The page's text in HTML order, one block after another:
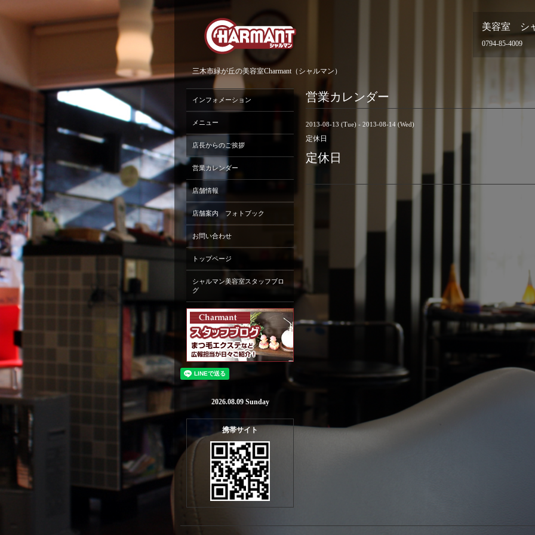
美容室 シ
0794-85-4009
三木市緑が丘の美容室Charmant（シャルマン）
営業カレンダー
2013-08-13 (Tue) - 2013-08-14 (Wed)
定休日
定休日
インフォメーション
メニュー
店長からのご挨拶
営業カレンダー
店舗情報
店舗案内 フォトブック
お問い合わせ
トップページ
シャルマン美容室スタッフブロ
グ
2026.08.09 Sunday
携帯サイト